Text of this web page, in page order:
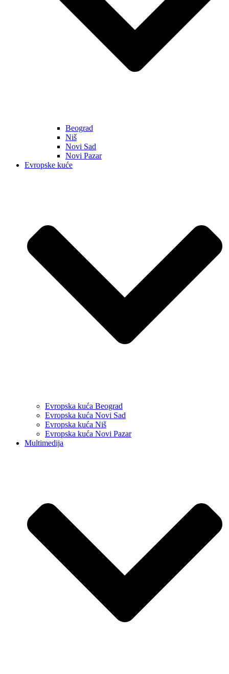
Beograd
Niš
Novi Sad
Novi Pazar
Evropske kuće
Evropska kuća Beograd
Evropska kuća Novi Sad
Evropska kuća Niš
Evropska kuća Novi Pazar
Multimedija